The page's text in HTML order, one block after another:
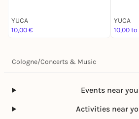
YUCA
10,00 €
YUCA
10,00 to
Cologne/Concerts & Music
Events near you
Activities near